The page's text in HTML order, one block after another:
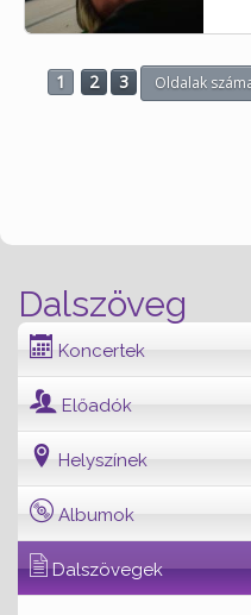
Dalszöveg
Koncertek
Előadók
Helyszínek
Albumok
Dalszövegek
1 2 3 Oldalak